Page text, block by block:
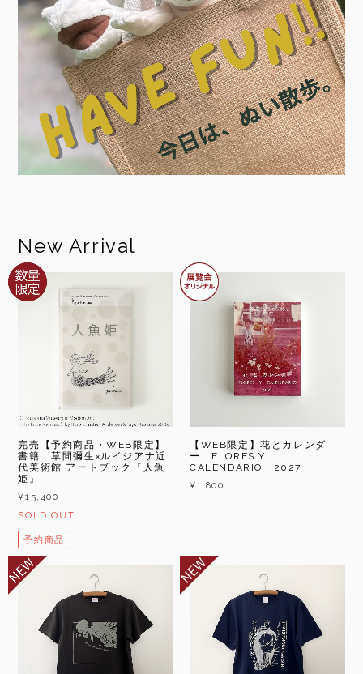
New Arrival
完売【予約商品・WEB限定】
書籍 草間彌生×ルイジアナ近
代美術館 アートブック『人魚
姫』
¥15,400
SOLD OUT
予約商品
【WEB限定】花とカレンダ
ー FLORES Y
CALENDARIO 2027
¥1,800